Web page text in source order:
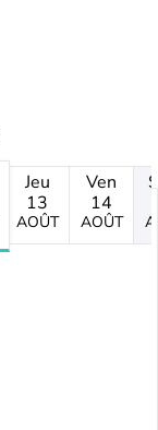
Jeu
13
AOÛT
Ven
14
AOÛT